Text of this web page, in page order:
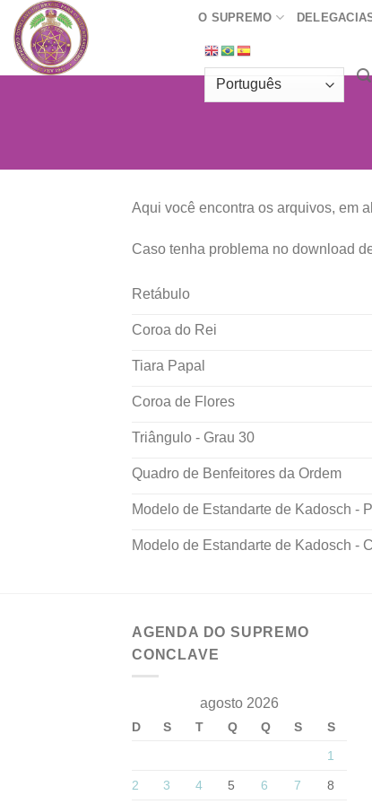
Skip
content
O SUPREMO
Aqui você encontra os arquivos, em
Caso tenha problema no download
Retábulo
Coroa do Rei
Tiara Papal
Coroa de Flores
Triângulo - Grau 30
Quadro de Benfeitores da Ordem
Modelo de Estandarte de Kadosch -
Modelo de Estandarte de Kadosch -
AGENDA DO SUPREMO
CONCLAVE
agosto 2026
D S T Q Q S
S
1
2 3 4 5 6 7 8